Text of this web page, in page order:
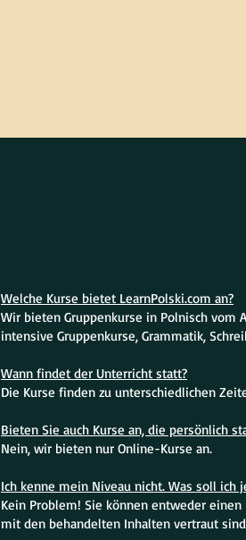
Welche Kurse bietet LearnPolski.com an?
Wir bieten Gruppenkurse in Polnisch vom
intensive Gruppenkurse, Grammatik,
Wann findet der Unterricht statt?
Die Kurse finden zu unterschiedlichen
Bieten Sie auch Kurse an, die persönlich
Nein, wir bieten nur Online-Kurse an.
Ich kenne mein Niveau nicht. Was soll ich
Kein Problem! Sie können entweder
mit den behandelten Inhalten vertraut